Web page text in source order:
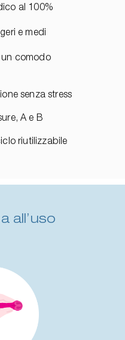
al 100%
e medi
comodo
senza stress
A e B
riutilizzabile
all’uso